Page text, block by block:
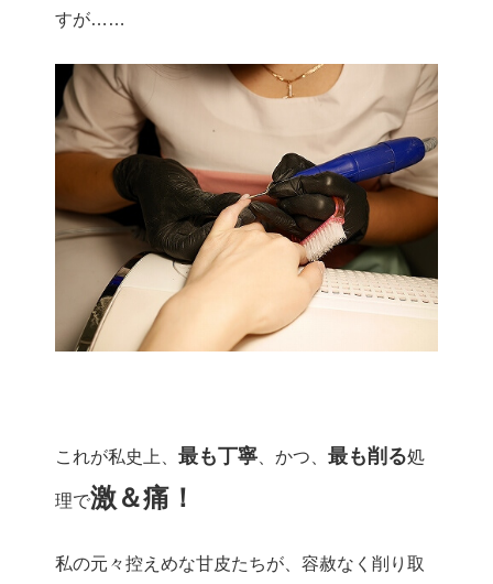
すが……
これが私史上、 最も丁寧 、かつ、 最も削る処
理で激＆痛！
私の元々控えめな甘皮たちが、容赦なく削り取